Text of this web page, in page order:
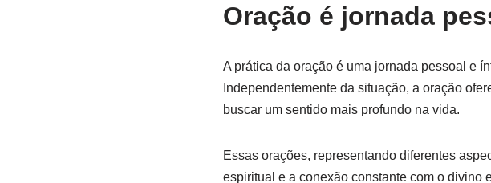
Oração é jornada
A prática da oração é uma jornada pessoal e
Independentemente da situação, a oração
buscar um sentido mais profundo na vida.
Essas orações, representando diferentes
espiritual e a conexão constante com o divino